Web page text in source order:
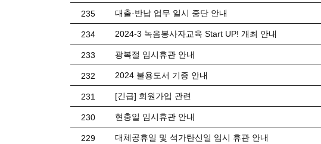
235 대출·반납 업무 일시 중단 안내
234 2024-3 녹음봉사자교육 Start UP! 개최 안내
233 광복절 임시휴관 안내
232 2024 불용도서 기증 안내
231 [긴급] 회원가입 관련
230 현충일 임시휴관 안내
229 대체공휴일 및 석가탄신일 임시 휴관 안내